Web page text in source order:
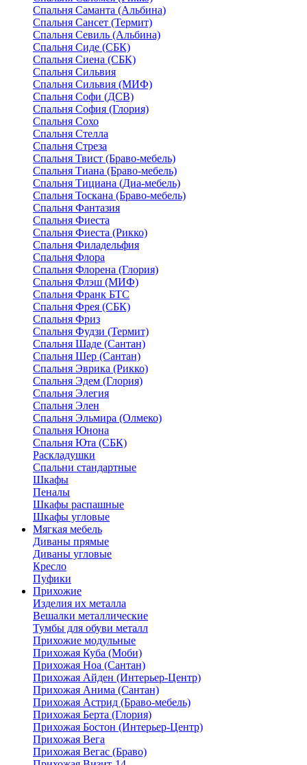
Спальня Саманта (Альбина)
Спальня Сансет (Термит)
Спальня Севиль (Альбина)
Спальня Сиде (СБК)
Спальня Сиена (СБК)
Спальня Сильвия
Спальня Сильвия (МИФ)
Спальня Софи (ДСВ)
Спальня София (Глория)
Спальня Сохо
Спальня Стелла
Спальня Стреза
Спальня Твист (Браво-мебель)
Спальня Тиана (Браво-мебель)
Спальня Тициана (Диа-мебель)
Спальня Тоскана (Браво-мебель)
Спальня Фантазия
Спальня Фиеста
Спальня Фиеста (Рикко)
Спальня Филадельфия
Спальня Флора
Спальня Флорена (Глория)
Спальня Флэш (МИФ)
Спальня Франк БТС
Спальня Фрея (СБК)
Спальня Фриз
Спальня Фудзи (Термит)
Спальня Шаде (Сантан)
Спальня Шер (Сантан)
Спальня Эврика (Рикко)
Спальня Эдем (Глория)
Спальня Элегия
Спальня Элен
Спальня Эльмира (Олмеко)
Спальня Юнона
Спальня Юта (СБК)
Раскладушки
Спальни стандартные
Шкафы
Пеналы
Шкафы распашные
Шкафы угловые
Мягкая мебель
Диваны прямые
Диваны угловые
Кресло
Пуфики
Прихожие
Изделия их металла
Вешалки металлические
Тумбы для обуви металл
Прихожие модульные
Прихожая Куба (Моби)
Прихожая Ноа (Сантан)
Прихожая Айден (Интерьер-Центр)
Прихожая Анима (Сантан)
Прихожая Астрид (Браво-мебель)
Прихожая Берта (Глория)
Прихожая Бостон (Интерьер-Центр)
Прихожая Вега
Прихожая Вегас (Браво)